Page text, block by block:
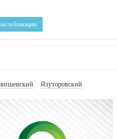
на публикацию
Ялуторовский